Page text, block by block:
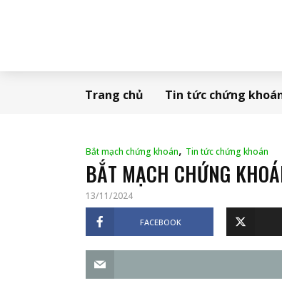
Trang chủ Tin tức chứng
Bắt mạch chứng khoán, Tin tức chứng khoán
BẮT MẠCH CHỨNG
13/11/2024
FACEBOOK